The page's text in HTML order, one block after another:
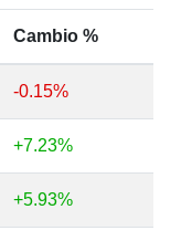
Cambio %
-0.15%
+7.23%
+5.93%